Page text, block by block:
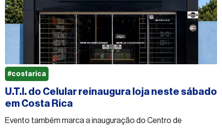
U.T.I. do Celular reinaugura loja neste sábado
em Costa Rica
Evento também marca a inauguração do Centro de
#costarica